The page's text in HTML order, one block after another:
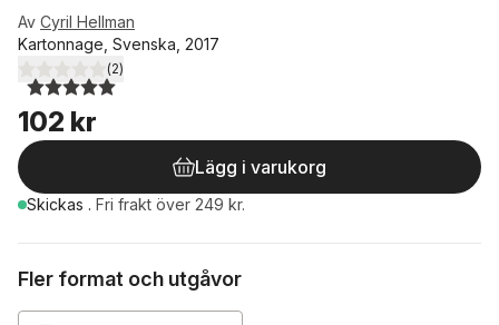
Av Cyril Hellman
Kartonnage, Svenska, 2017
5,0utav 5 stjärnor. Totalt antal röster:
(2)
102 kr
Lägg i varukorg
Skickas . Fri frakt över 249 kr.
Fler format och utgåvor